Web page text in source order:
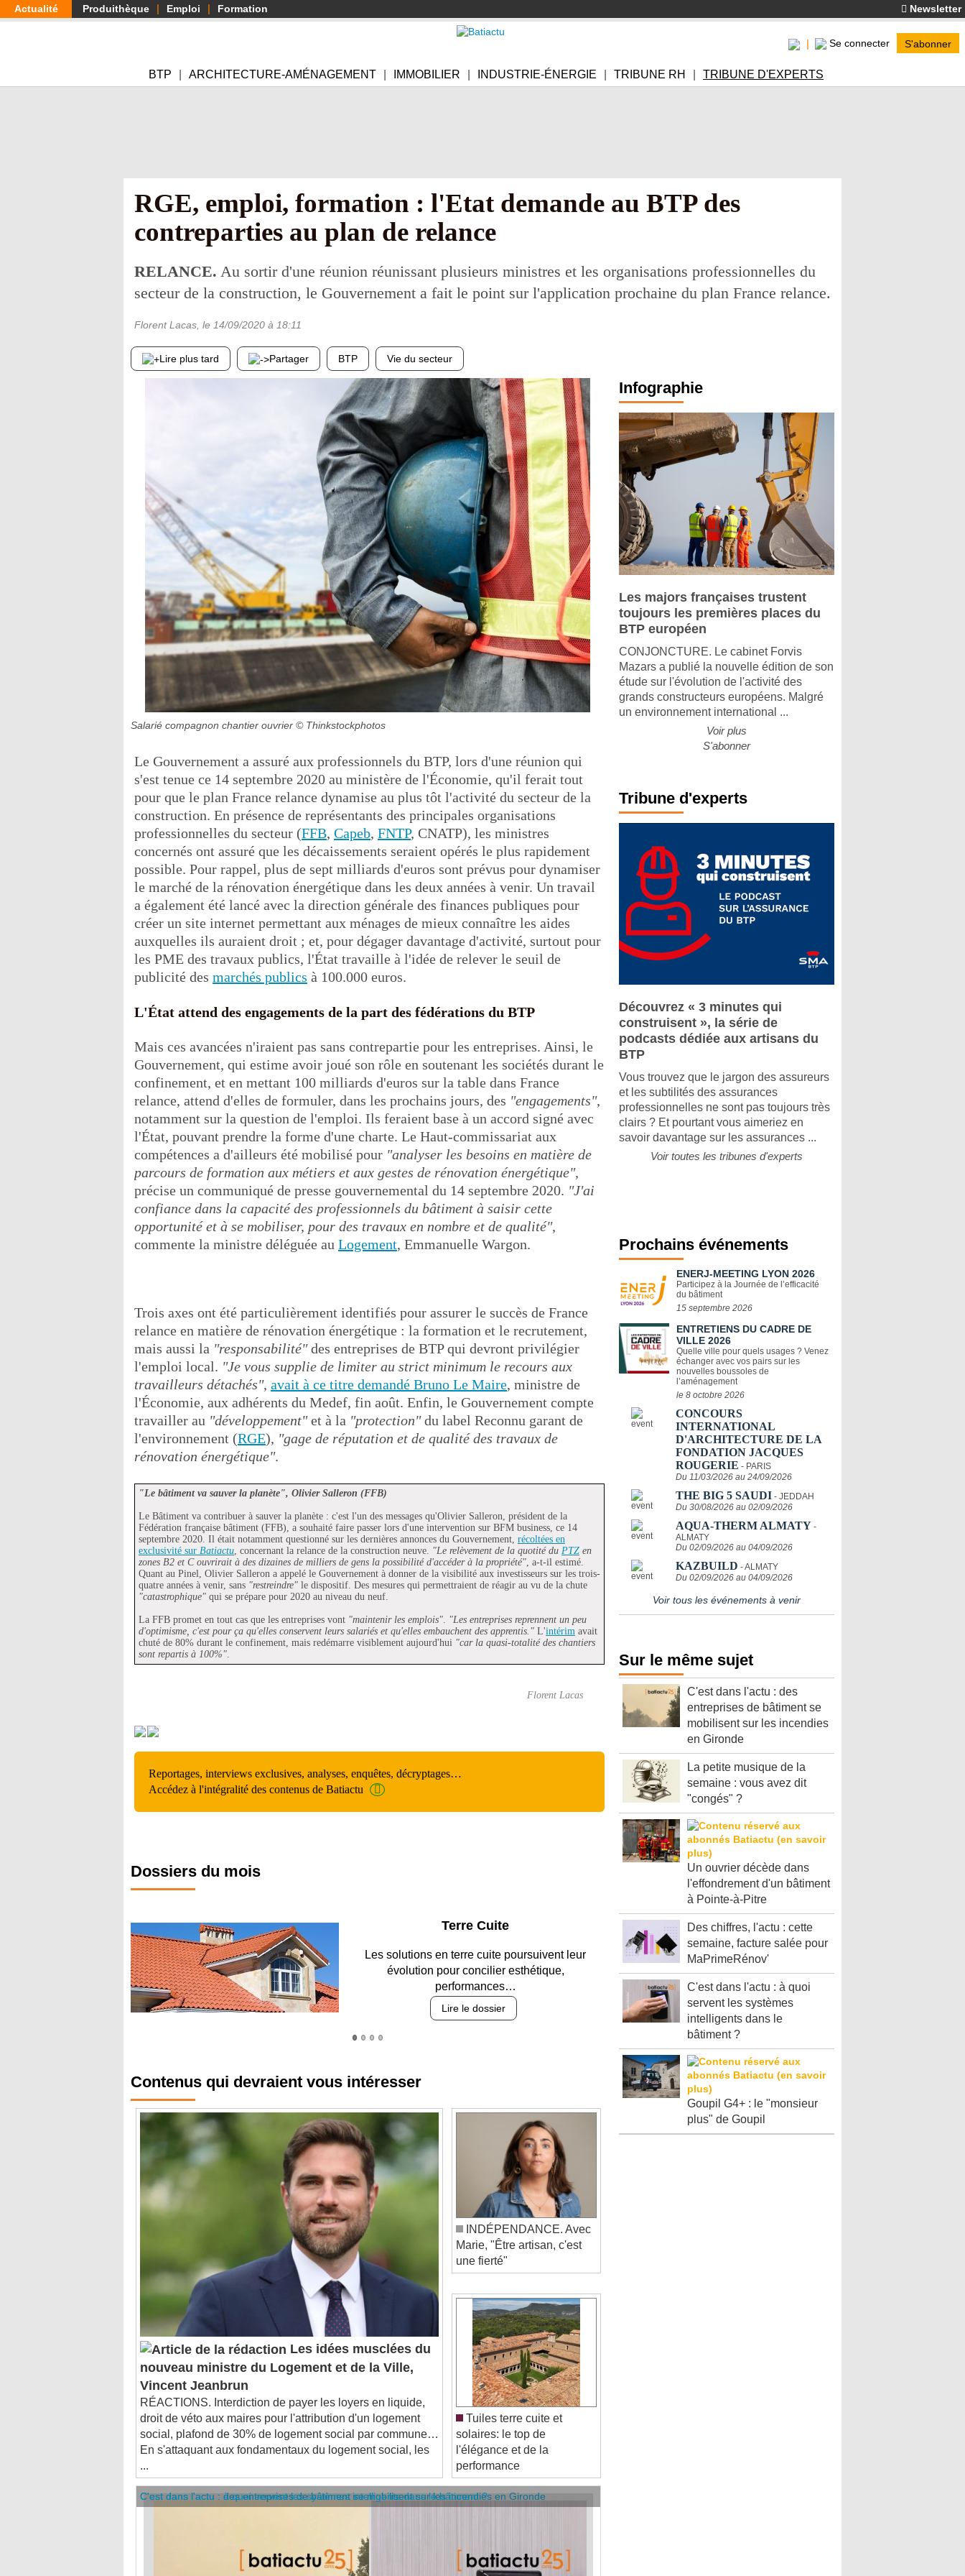
Aller
au
Actualité Produithèque Emploi Formation Newsletter
Se connecter S'abonner
BTP ARCHITECTURE-AMÉNAGEMENT IMMOBILIER INDUSTRIE-ÉNERGIE TRIBUNE RH TRIBUNE D'EXPERTS
RGE, emploi, formation : l'Etat demande au BTP des
contreparties au plan de relance
RELANCE. Au sortir d'une réunion réunissant plusieurs ministres et les organisations professionnelles du
secteur de la construction, le Gouvernement a fait le point sur l'application prochaine du plan France relance.
Florent Lacas , le 14/09/2020 à 18:11
Lire plus tard Partager BTP Vie du secteur
Salarié compagnon chantier ouvrier © Thinkstockphotos
Le Gouvernement a assuré aux professionnels du BTP, lors d'une réunion qui
s'est tenue ce 14 septembre 2020 au ministère de l'Économie, qu'il ferait tout
pour que le plan France relance dynamise au plus tôt l'activité du secteur de la
construction. En présence de représentants des principales organisations
professionnelles du secteur (FFB, Capeb, FNTP, CNATP), les ministres
concernés ont assuré que les décaissements seraient opérés le plus rapidement
possible. Pour rappel, plus de sept milliards d'euros sont prévus pour dynamiser
le marché de la rénovation énergétique dans les deux années à venir. Un travail
a également été lancé avec la direction générale des finances publiques pour
créer un site internet permettant aux ménages de mieux connaître les aides
auxquelles ils auraient droit ; et, pour dégager davantage d'activité, surtout pour
les PME des travaux publics, l'État travaille à l'idée de relever le seuil de
publicité des marchés publics à 100.000 euros.
L'État attend des engagements de la part des fédérations du BTP
Mais ces avancées n'iraient pas sans contrepartie pour les entreprises. Ainsi, le
Gouvernement, qui estime avoir joué son rôle en soutenant les sociétés durant le
confinement, et en mettant 100 milliards d'euros sur la table dans France
relance, attend d'elles de formuler, dans les prochains jours, des "engagements",
notamment sur la question de l'emploi. Ils feraient base à un accord signé avec
l'État, pouvant prendre la forme d'une charte. Le Haut-commissariat aux
compétences a d'ailleurs été mobilisé pour "analyser les besoins en matière de
parcours de formation aux métiers et aux gestes de rénovation énergétique",
précise un communiqué de presse gouvernemental du 14 septembre 2020. "J'ai
confiance dans la capacité des professionnels du bâtiment à saisir cette
opportunité et à se mobiliser, pour des travaux en nombre et de qualité",
commente la ministre déléguée au Logement, Emmanuelle Wargon.
Trois axes ont été particulièrement identifiés pour assurer le succès de France
relance en matière de rénovation énergétique : la formation et le recrutement,
mais aussi la "responsabilité"des entreprises de BTP qui devront privilégier
l'emploi local. "Je vous supplie de limiter au strict minimum le recours aux
travailleurs détachés", avait à ce titre demandé Bruno Le Maire, ministre de
l'Économie, aux adhérents du Medef, fin août. Enfin, le Gouvernement compte
travailler au "développement"et à la "protection"du label Reconnu garant de
l'environnement (RGE), "gage de réputation et de qualité des travaux de
rénovation énergétique".
"Le bâtiment va sauver la planète", Olivier Salleron (FFB)
Le Bâtiment va contribuer à sauver la planète : c'est l'un des messages qu'Olivier Salleron, président de la
Fédération française bâtiment (FFB), a souhaité faire passer lors d'une intervention sur BFM business, ce 14
septembre 2020. Il était notamment questionné sur les dernières annonces du Gouvernement, récoltées en
exclusivité sur Batiactu, concernant la relance de la construction neuve. "Le relèvement de la quotité du PTZ en
zones B2 et C ouvrirait à des dizaines de milliers de gens la possibilité d'accéder à la propriété", a-t-il estimé.
Quant au Pinel, Olivier Salleron a appelé le Gouvernement à donner de la visibilité aux investisseurs sur les trois-
quatre années à venir, sans "restreindre" le dispositif. Des mesures qui permettraient de réagir au vu de la chute
"catastrophique" qui se prépare pour 2020 au niveau du neuf.
La FFB promet en tout cas que les entreprises vont "maintenir les emplois". "Les entreprises reprennent un peu
d'optimisme, c'est pour ça qu'elles conservent leurs salariés et qu'elles embauchent des apprentis." L'intérim avait
chuté de 80% durant le confinement, mais redémarre visiblement aujourd'hui "car la quasi-totalité des chantiers
sont repartis à 100%".
Florent Lacas
Reportages, interviews exclusives, analyses, enquêtes, décryptages…
Accédez à l'intégralité des contenus de Batiactu
Dossiers du mois
Parking et garages
Entre circulation, sécurisation des accès, durabilité
des revêtements et intégration…
Lire le dossier
Les idées musclées du
nouveau ministre du Logement et de la Ville,
Vincent Jeanbrun
RÉACTIONS. Interdiction de payer les loyers en liquide,
droit de véto aux maires pour l'attribution d'un logement
social, plafond de 30% de logement social par commune…
En s'attaquant aux fondamentaux du logement social, les
...
INDÉPENDANCE. Avec
Marie, "Être artisan, c'est
une fierté"
Tuiles terre cuite et
solaires: le top de
l'élégance et de la
performance
C'est dans l'actu : des entreprises de bâtiment se mobilisent sur les incendies en Gironde
C'est dans l'actu : à quoi servent les systèmes intelligents dans le bâtiment ?
Infographie
Les majors françaises trustent
toujours les premières places du
BTP européen
CONJONCTURE. Le cabinet Forvis
Mazars a publié la nouvelle édition de son
étude sur l'évolution de l'activité des
grands constructeurs européens. Malgré
un environnement international ...
Voir plus
S'abonner
Tribune d'experts
Découvrez « 3 minutes qui
construisent », la série de
podcasts dédiée aux artisans du
BTP
Vous trouvez que le jargon des assureurs
et les subtilités des assurances
professionnelles ne sont pas toujours très
clairs ? Et pourtant vous aimeriez en
savoir davantage sur les assurances ...
Voir toutes les tribunes d'experts
Prochains événements
ENERJ-MEETING LYON 2026
Participez à la Journée de l’efficacité
du bâtiment
15 septembre 2026
ENTRETIENS DU CADRE DE
VILLE 2026
Quelle ville pour quels usages ? Venez
échanger avec vos pairs sur les
nouvelles boussoles de
l’aménagement
le 8 octobre 2026
CONCOURS
INTERNATIONAL
D'ARCHITECTURE DE LA
FONDATION JACQUES
ROUGERIE - PARIS
Du 11/03/2026 au 24/09/2026
THE BIG 5 SAUDI - JEDDAH
Du 30/08/2026 au 02/09/2026
AQUA-THERM ALMATY -
ALMATY
Du 02/09/2026 au 04/09/2026
KAZBUILD - ALMATY
Du 02/09/2026 au 04/09/2026
Voir tous les événements à venir
Sur le même sujet
C'est dans l'actu : des
entreprises de bâtiment se
mobilisent sur les incendies
en Gironde
La petite musique de la
semaine : vous avez dit
"congés" ?
Un ouvrier décède dans
l'effondrement d'un bâtiment
à Pointe-à-Pitre
Des chiffres, l'actu : cette
semaine, facture salée pour
MaPrimeRénov'
C'est dans l'actu : à quoi
servent les systèmes
intelligents dans le
bâtiment ?
Goupil G4+ : le "monsieur
plus" de Goupil